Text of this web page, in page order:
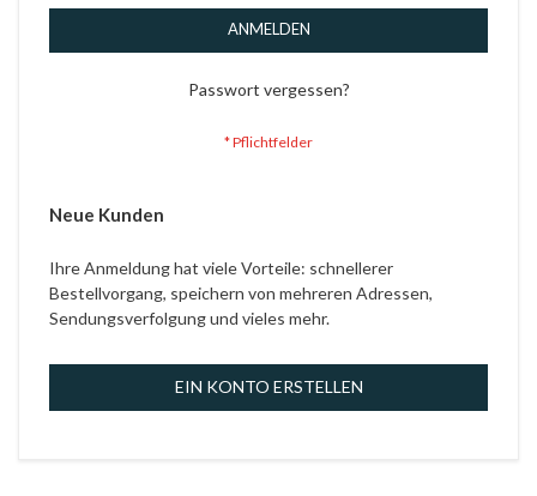
ANMELDEN
Passwort vergessen?
Neue Kunden
Ihre Anmeldung hat viele Vorteile: schnellerer
Bestellvorgang, speichern von mehreren Adressen,
Sendungsverfolgung und vieles mehr.
EIN KONTO ERSTELLEN